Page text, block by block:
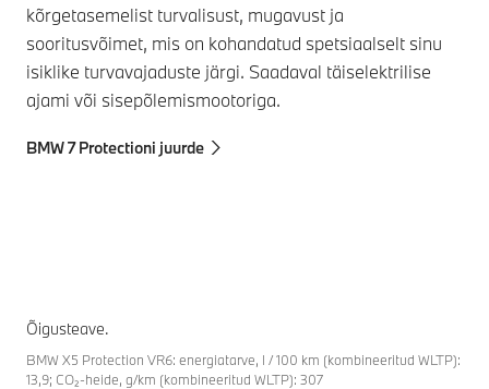
kõrgetasemelist turvalisust, mugavust ja
sooritusvõimet, mis on kohandatud spetsiaalselt sinu
isiklike turvavajaduste järgi. Saadaval täiselektrilise
ajami või sisepõlemismootoriga.
BMW 7 Protectioni juurde
Õigusteave.
BMW X5 Protection VR6: energiatarve, l / 100 km (kombineeritud WLTP):
13,9; CO₂-heide, g/km (kombineeritud WLTP): 307